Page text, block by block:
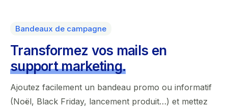
Bandeaux de campagne
Transformez vos mails en
support marketing.
Ajoutez facilement un bandeau promo ou informatif
(Noël, Black Friday, lancement produit…) et mettez